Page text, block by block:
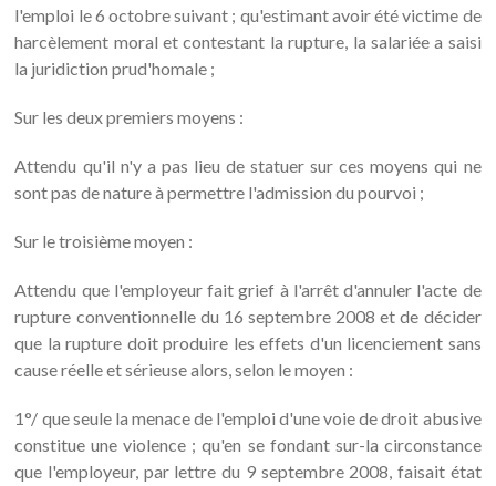
l'emploi le 6 octobre suivant ; qu'estimant avoir été victime de
harcèlement moral et contestant la rupture, la salariée a saisi
la juridiction prud'homale ;
Sur les deux premiers moyens :
Attendu qu'il n'y a pas lieu de statuer sur ces moyens qui ne
sont pas de nature à permettre l'admission du pourvoi ;
Sur le troisième moyen :
Attendu que l'employeur fait grief à l'arrêt d'annuler l'acte de
rupture conventionnelle du 16 septembre 2008 et de décider
que la rupture doit produire les effets d'un licenciement sans
cause réelle et sérieuse alors, selon le moyen :
1°/ que seule la menace de l'emploi d'une voie de droit abusive
constitue une violence ; qu'en se fondant sur-la circonstance
que l'employeur, par lettre du 9 septembre 2008, faisait état